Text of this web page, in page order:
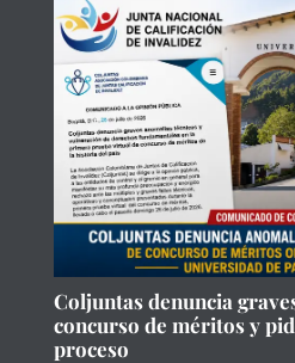
Coljuntas denuncia
concurso de méritos y
proceso